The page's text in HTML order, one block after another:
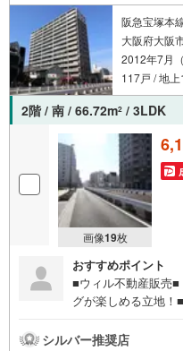
阪急宝塚本
大阪府大阪
2012年7月
117戸 / 地
2階 / 南 / 66.72m2 / 3LDK
画像19枚
おすすめポイント
■ウィル不動産販売
グが楽しめる立地！
近く！■「スギ薬局
シルバー推奨店